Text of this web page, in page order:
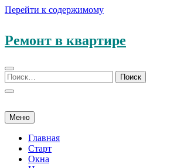
Перейти к содержимому
Ремонт в квартире
Меню
Главная
Старт
Окна